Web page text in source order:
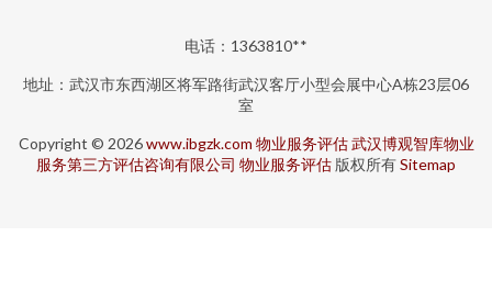
电话：1363810**
地址：武汉市东西湖区将军路街武汉客厅小型会展中心A栋23层06
室
Copyright © 2026www.ibgzk.com 物业服务评估 武汉博观智库物业
服务第三方评估咨询有限公司 物业服务评估 版权所有Sitemap